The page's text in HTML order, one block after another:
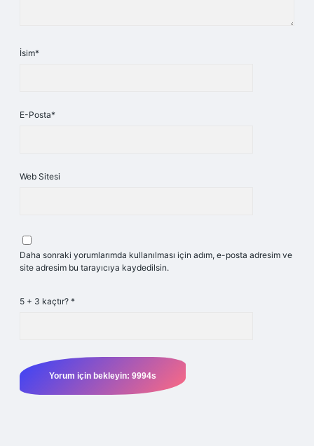
İsim*
E-Posta*
Web Sitesi
Daha sonraki yorumlarımda kullanılması için adım, e-posta adresim ve
site adresim bu tarayıcıya kaydedilsin.
5 + 3 kaçtır? *